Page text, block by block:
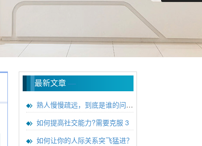
最新文章—
熟人慢慢疏远，到底是谁的问题？
如何提高社交能力?需要克服 3
如何让你的人际关系突飞猛进？